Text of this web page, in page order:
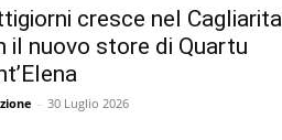
cresce nel
il nuovo store di Quartu
- 30 Luglio 2026